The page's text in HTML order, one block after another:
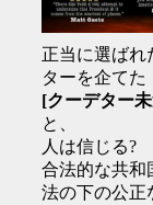
正当に選ばれ
ターを企てた
[クーデター
と、
人は信じる?
合法的な共和
法の下の公正